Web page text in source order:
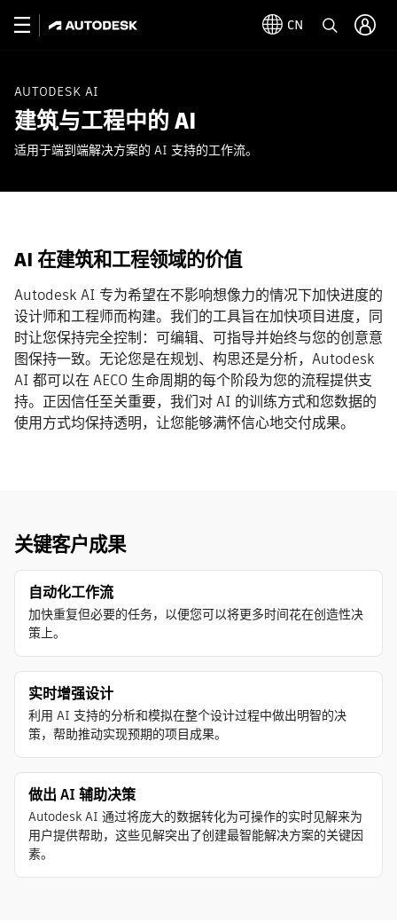
CN
AUTODESK AI
建筑与工程中的 AI
适用于端到端解决方案的 AI 支持的工作流。
AI 在建筑和工程领域的价值
Autodesk AI 专为希望在不影响想像力的情况下加快进度的
设计师和工程师而构建。我们的工具旨在加快项目进度，同
时让您保持完全控制：可编辑、可指导并始终与您的创意意
图保持一致。无论您是在规划、构思还是分析，Autodesk
AI 都可以在 AECO 生命周期的每个阶段为您的流程提供支
持。正因信任至关重要，我们对 AI 的训练方式和您数据的
使用方式均保持透明，让您能够满怀信心地交付成果。
关键客户成果
自动化工作流
加快重复但必要的任务，以便您可以将更多时间花在创造性决
策上。
实时增强设计
利用 AI 支持的分析和模拟在整个设计过程中做出明智的决
策，帮助推动实现预期的项目成果。
做出 AI 辅助决策
Autodesk AI 通过将庞大的数据转化为可操作的实时见解来为
用户提供帮助，这些见解突出了创建最智能解决方案的关键因
素。